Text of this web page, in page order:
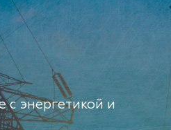
с энергетикой и